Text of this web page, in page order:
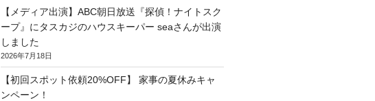
【メディア出演】ABC朝日放送『探偵！ナイトスク
ープ』にタスカジのハウスキーパー seaさんが出演
しました
2026年7月18日
【初回スポット依頼20%OFF】 家事の夏休みキャ
ンペーン！